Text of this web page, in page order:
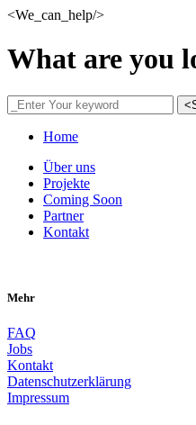
<We_can_help/>
What are you
Home
Über uns
Projekte
Coming Soon
Partner
Kontakt
Mehr
FAQ
Jobs
Kontakt
Datenschutzerklärung
Impressum